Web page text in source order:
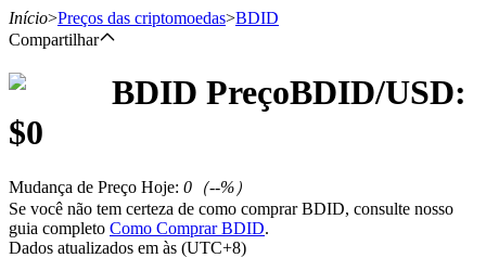
Início>Preços das criptomoedas>BDID
Compartilhar
BDID PreçoBDID/USD:
$0
Mudança de Preço Hoje: 0 （--%）
Se você não tem certeza de como comprar BDID, consulte nosso
guia completo Como Comprar BDID.
Dados atualizados em às (UTC+8)